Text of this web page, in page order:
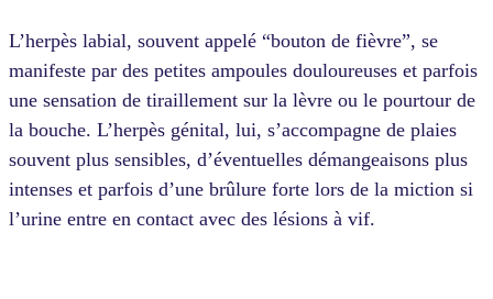
L’herpès labial, souvent appelé “bouton de fièvre”, se
manifeste par des petites ampoules douloureuses et parfois
une sensation de tiraillement sur la lèvre ou le pourtour de
la bouche. L’herpès génital, lui, s’accompagne de plaies
souvent plus sensibles, d’éventuelles démangeaisons plus
intenses et parfois d’une brûlure forte lors de la miction si
l’urine entre en contact avec des lésions à vif.